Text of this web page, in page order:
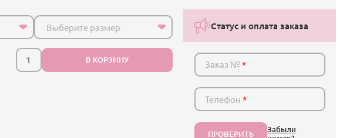
Выберите размер
В КОРЗИНУ
Статус и оплата заказа
Заказ №*
Телефон*
ПРОВЕРИТЬ
Забыли